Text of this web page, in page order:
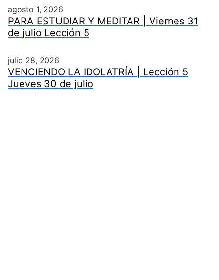
agosto 1, 2026
PARA ESTUDIAR Y MEDITAR | Viernes 31
de julio Lección 5
julio 28, 2026
VENCIENDO LA IDOLATRÍA | Lección 5
Jueves 30 de julio